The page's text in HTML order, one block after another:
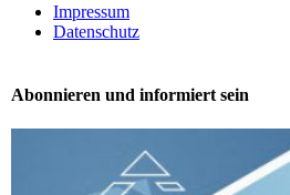
Impressum
Datenschutz
Abonnieren und informiert sein